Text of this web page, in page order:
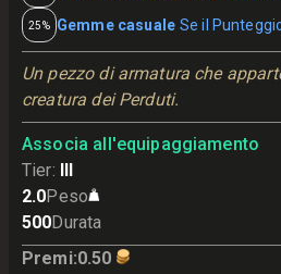
25% Gemme casuale Se il
Un pezzo di armatura che
creatura dei Perduti.
Associa all'equipaggiamento
Tier: III
2.0Peso
500Durata
Premi:0.50